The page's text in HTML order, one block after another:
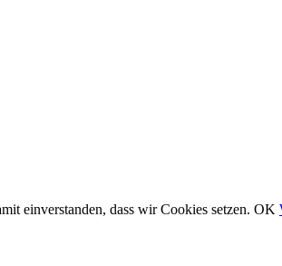
einverstanden, dass wir Cookies setzen. OK